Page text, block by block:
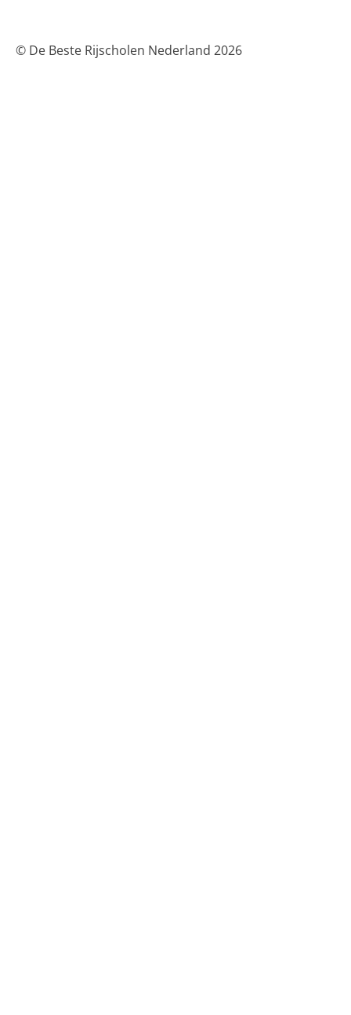
© De Beste Rijscholen Nederland 2026